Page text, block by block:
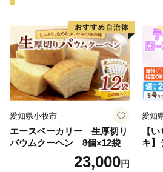
愛知県小牧市
エースベーカリー 生厚切り
バウムクーヘン 8個×12袋
23,000円
愛知
【
キ】
キ
子